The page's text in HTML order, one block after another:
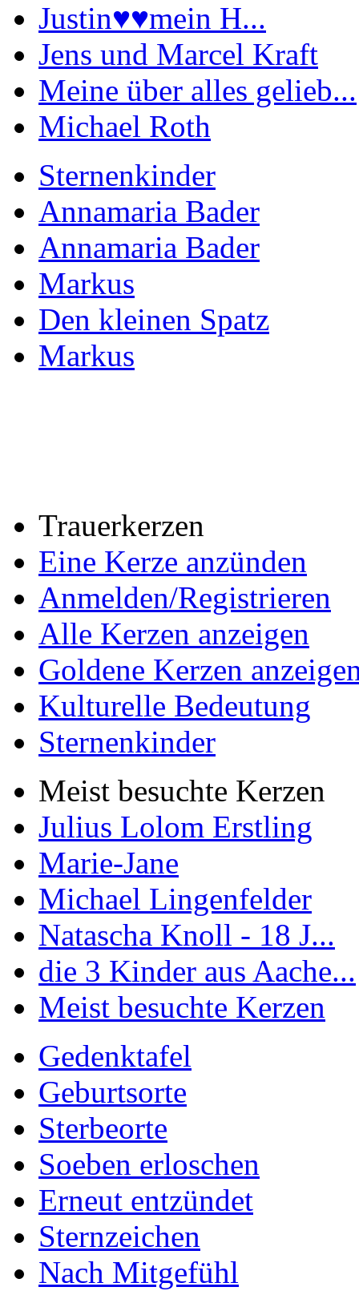
Justin♥️♥️mein H...
Jens und Marcel Kraft
Meine über alles gelieb...
Michael Roth
Sternenkinder
Annamaria Bader
Annamaria Bader
Markus
Den kleinen Spatz
Markus
Trauerkerzen
Eine Kerze anzünden
Anmelden/Registrieren
Alle Kerzen anzeigen
Goldene Kerzen
Kulturelle Bedeutung
Sternenkinder
Meist besuchte Kerzen
Julius Lolom Erstling
Marie-Jane
Michael Lingenfelder
Natascha Knoll - 18 J...
die 3 Kinder aus Aache...
Meist besuchte Kerzen
Gedenktafel
Geburtsorte
Sterbeorte
Soeben erloschen
Erneut entzündet
Sternzeichen
Nach Mitgefühl